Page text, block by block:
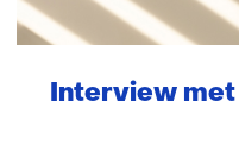
Interview